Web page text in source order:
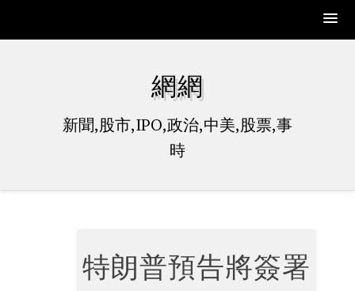
網網
新聞,股市,IPO,政治,中美,股票,事
時
特朗普預告將簽署